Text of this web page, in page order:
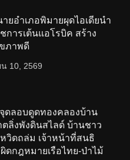
ยอำเภอพิมายผุดไอเดียนำ
การเต้นแอโรบิค สร้าง
ภาพดี
10, 2569
ดลอบดูดทองคลองบ้าน
ลิ่งพังดินสไลด์ บ้านชาว
วิดถล่ม เจ้าหน้าที่สนธิ
ผิดกฎหมายเรือไทย-ป่าไม้